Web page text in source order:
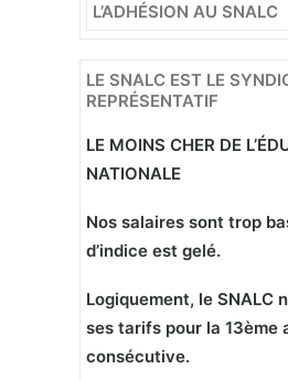
L’ADHÉSION AU SNALC
LE SNALC EST LE
REPRÉSENTATIF
LE MOINS CHER DE
NATIONALE
Nos salaires sont trop
d’indice est gelé.
Logiquement, le SNALC
ses tarifs pour la 13ème
consécutive.